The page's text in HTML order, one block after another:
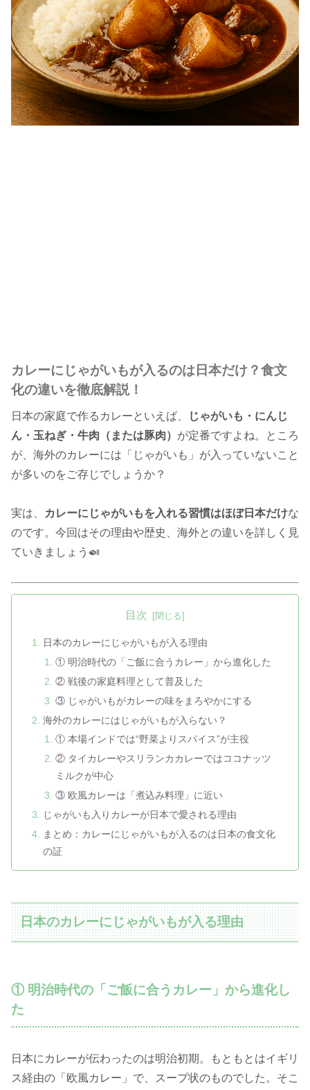
カレーにじゃがいもが入るのは日本だけ？食文
化の違いを徹底解説！
日本の家庭で作るカレーといえば、
じゃがいも・にんじ
ん・玉ねぎ・牛肉（または豚肉） が定番ですよね。ところ
が、海外のカレーには「じゃがいも」が入っていないこと
が多いのをご存じでしょうか？
実は、 カレーにじゃがいもを入れる習慣はほぼ日本だけな
のです。今回はその理由や歴史、海外との違いを詳しく見
ていきましょう🍛
目次
日本のカレーにじゃがいもが入る理由
① 明治時代の「ご飯に合うカレー」から進化した
② 戦後の家庭料理として普及した
③ じゃがいもがカレーの味をまろやかにする
海外のカレーにはじゃがいもが入らない？
① 本場インドでは“野菜よりスパイス”が主役
② タイカレーやスリランカカレーではココナッツ
ミルクが中心
③ 欧風カレーは「煮込み料理」に近い
じゃがいも入りカレーが日本で愛される理由
まとめ：カレーにじゃがいもが入るのは日本の食文化
の証
日本のカレーにじゃがいもが入る理由
① 明治時代の「ご飯に合うカレー」から進化し
た
日本にカレーが伝わったのは明治初期。もともとはイギリ
ス経由の「欧風カレー」で、スープ状のものでした。そこ